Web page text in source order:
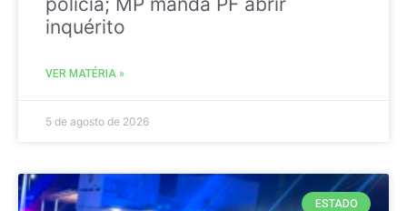
inquérito
VER MATÉRIA »
5 de agosto de 2026
ESTADO